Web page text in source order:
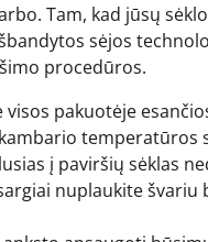
Tam, kad jūsų
sėjos
procedūros.
visos pakuotėje
į paviršių sėklas
nuplaukite